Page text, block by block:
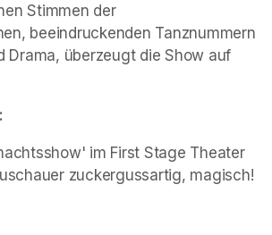
Stimmen der
beeindruckenden Tanznummern
Drama, überzeugt die Show auf
im First Stage Theater
zuckergussartig, magisch!